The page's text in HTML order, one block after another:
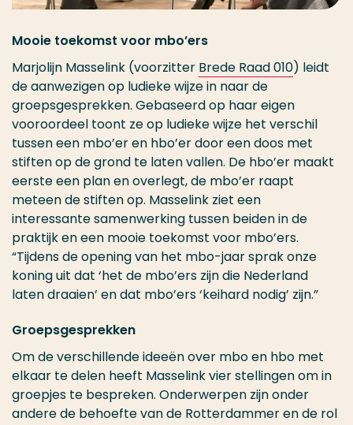
Mooie toekomst voor mbo’ers
Marjolijn Masselink (voorzitter Brede Raad 010) leidt
de aanwezigen op ludieke wijze in naar de
groepsgesprekken. Gebaseerd op haar eigen
vooroordeel toont ze op ludieke wijze het verschil
tussen een mbo’er en hbo’er door een doos met
stiften op de grond te laten vallen. De hbo’er maakt
eerste een plan en overlegt, de mbo’er raapt
meteen de stiften op. Masselink ziet een
interessante samenwerking tussen beiden in de
praktijk en een mooie toekomst voor mbo’ers.
“Tijdens de opening van het mbo-jaar sprak onze
koning uit dat ‘het de mbo’ers zijn die Nederland
laten draaien’ en dat mbo’ers ‘keihard nodig’ zijn.”
Groepsgesprekken
Om de verschillende ideeën over mbo en hbo met
elkaar te delen heeft Masselink vier stellingen om in
groepjes te bespreken. Onderwerpen zijn onder
andere de behoefte van de Rotterdammer en de rol